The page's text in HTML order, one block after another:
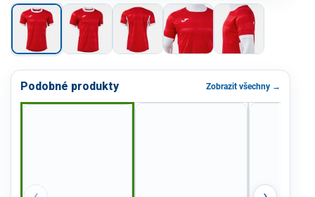
Podobné produkty Zobrazit všechny →